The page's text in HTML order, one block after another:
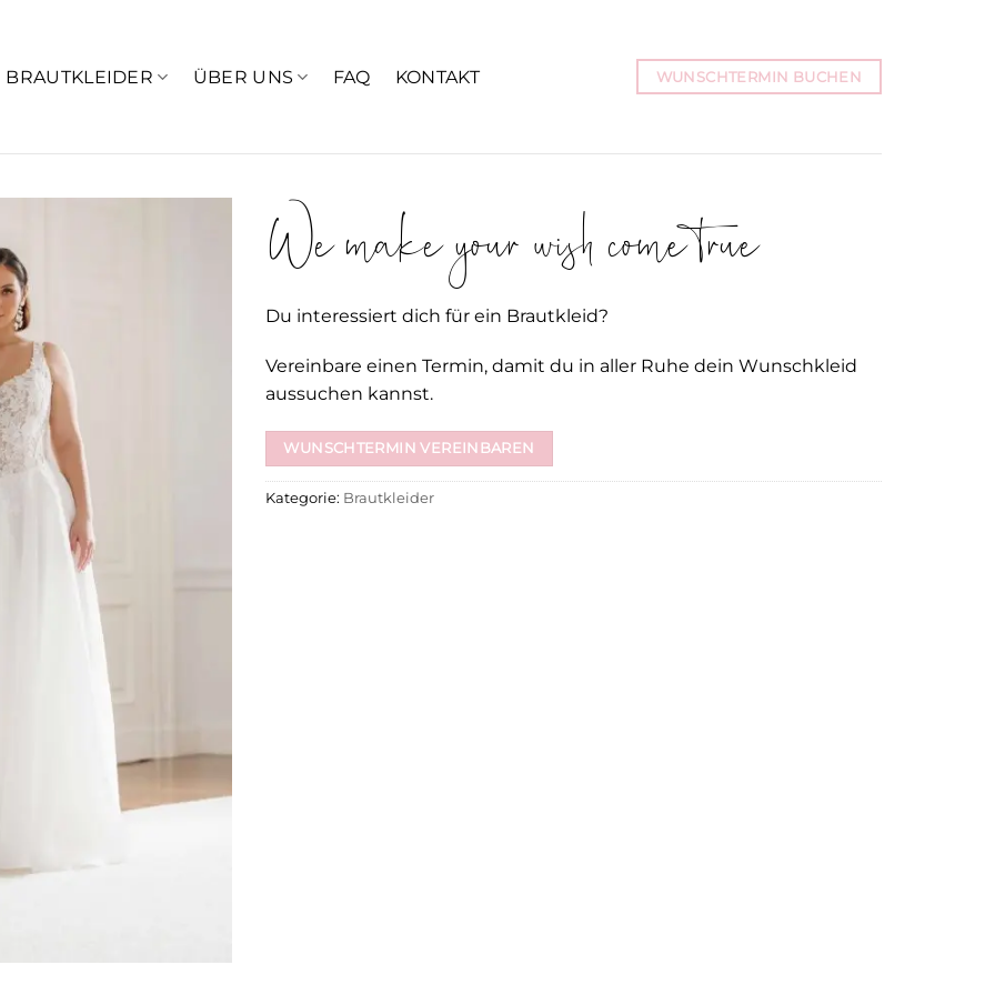
BRAUTKLEIDER ÜBER UNS FAQ KONTAKT WUNSCHTERMIN BUCHEN
We make your wish come true
Du interessiert dich für ein Brautkleid?
Vereinbare einen Termin, damit du in aller Ruhe dein Wunschkleid
aussuchen kannst.
WUNSCHTERMIN VEREINBAREN
Kategorie: Brautkleider